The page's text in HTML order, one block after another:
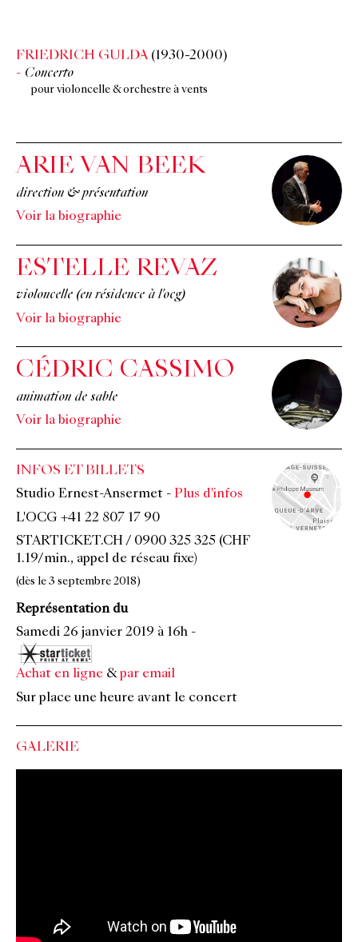
FRIEDRICH GULDA(1930-2000)
Concerto
pour violoncelle & orchestre à vents
ARIE VAN BEEK
direction & présentation
Voir la biographie
ESTELLE REVAZ
violoncelle (en résidence à l'ocg)
Voir la biographie
CÉDRIC CASSIMO
animation de sable
Voir la biographie
INFOS ET BILLETS
Studio Ernest-Ansermet - Plus d'infos
L'OCG +41 22 807 17 90
STARTICKET.CH / 0900 325 325 (CHF
1.19/min., appel de réseau fixe)
(dès le 3 septembre 2018)
Représentation du
Samedi 26 janvier 2019 à 16h -
Achat en ligne & par email
Sur place une heure avant le concert
GALERIE